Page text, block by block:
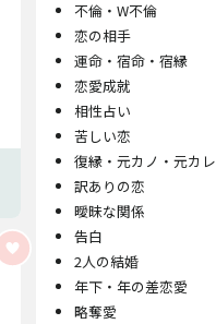
不倫・W不倫
恋の相手
運命・宿命・宿縁
恋愛成就
相性占い
苦しい恋
復縁・元カノ・元カレ
訳ありの恋
曖昧な関係
告白
2人の結婚
年下・年の差恋愛
略奪愛